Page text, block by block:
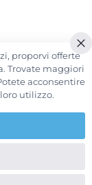
proporvi offerte
Trovate maggiori
acconsentire
utilizzo.